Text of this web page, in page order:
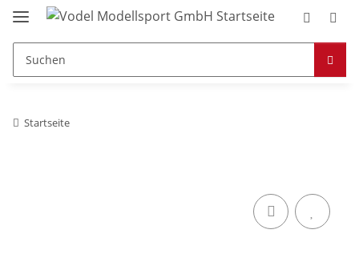
Startseite